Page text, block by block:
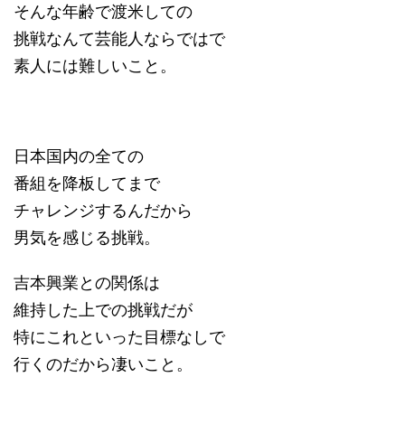
そんな年齢で渡米しての
挑戦なんて芸能人ならではで
素人には難しいこと。
日本国内の全ての
番組を降板してまで
チャレンジするんだから
男気を感じる挑戦。
吉本興業との関係は
維持した上での挑戦だが
特にこれといった目標なしで
行くのだから凄いこと。